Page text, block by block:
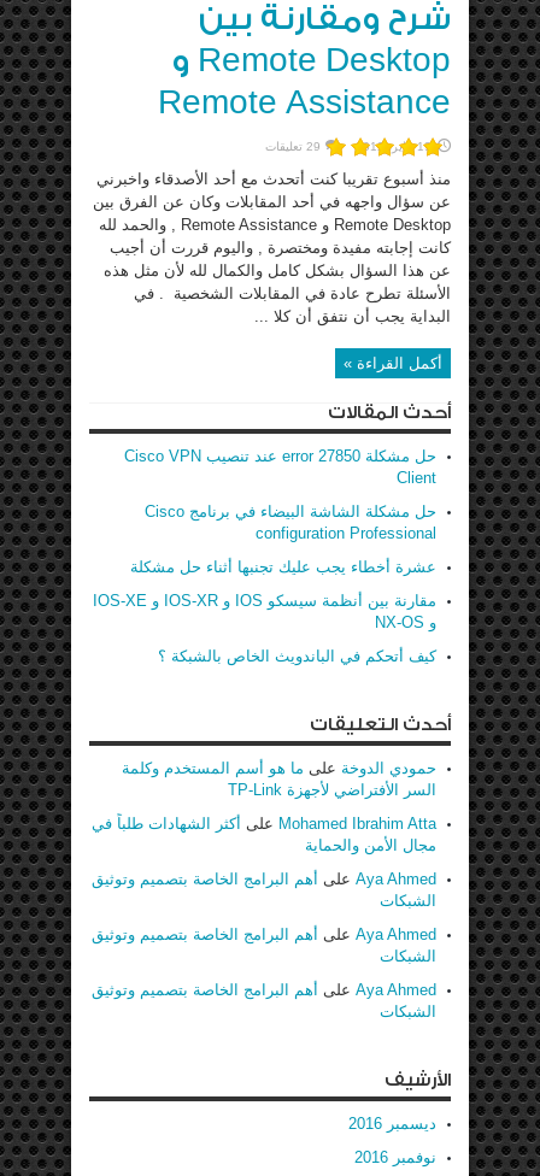
شرح ومقارنة بين
Remote Desktop و
Remote Assistance
19 يناير، 2012 29 تعليقات
منذ أسبوع تقريبا كنت أتحدث مع أحد الأصدقاء واخبرني
عن سؤال واجهه في أحد المقابلات وكان عن الفرق بين
Remote Desktop و Remote Assistance , والحمد لله
كانت إجابته مفيدة ومختصرة , واليوم قررت أن أجيب
عن هذا السؤال بشكل كامل والكمال لله لأن مثل هذه
الأسئلة تطرح عادة في المقابلات الشخصية . في
البداية يجب أن نتفق أن كلا ...
أكمل القراءة »
أحدث المقالات
حل مشكلة error 27850 عند تنصيب Cisco VPN
Client
حل مشكلة الشاشة البيضاء في برنامج Cisco
configuration Professional
عشرة أخطاء يجب عليك تجنبها أثناء حل مشكلة
مقارنة بين أنظمة سيسكو IOS و IOS-XR و IOS-XE
و NX-OS
كيف أتحكم في الباندويث الخاص بالشبكة ؟
أحدث التعليقات
حمودي الدوخة على ما هو أسم المستخدم وكلمة
السر الأفتراضي لأجهزة TP-Link
Mohamed Ibrahim Atta على أكثر الشهادات طلباً في
مجال الأمن والحماية
Aya Ahmed على أهم البرامج الخاصة بتصميم وتوثيق
الشبكات
Aya Ahmed على أهم البرامج الخاصة بتصميم وتوثيق
الشبكات
Aya Ahmed على أهم البرامج الخاصة بتصميم وتوثيق
الشبكات
الأرشيف
ديسمبر 2016
نوفمبر 2016